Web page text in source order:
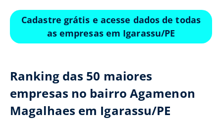
Cadastre grátis e acesse dados de todas
as empresas em Igarassu/PE
Ranking das 50 maiores
empresas no bairro Agamenon
Magalhaes em Igarassu/PE